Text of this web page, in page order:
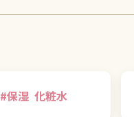
#保湿 化粧水